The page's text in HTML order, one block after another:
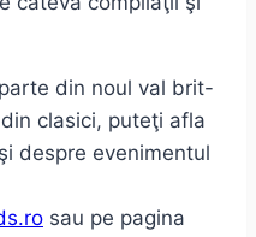
din noul val brit-
clasici, puteţi afla
despre evenimentul
sau pe pagina